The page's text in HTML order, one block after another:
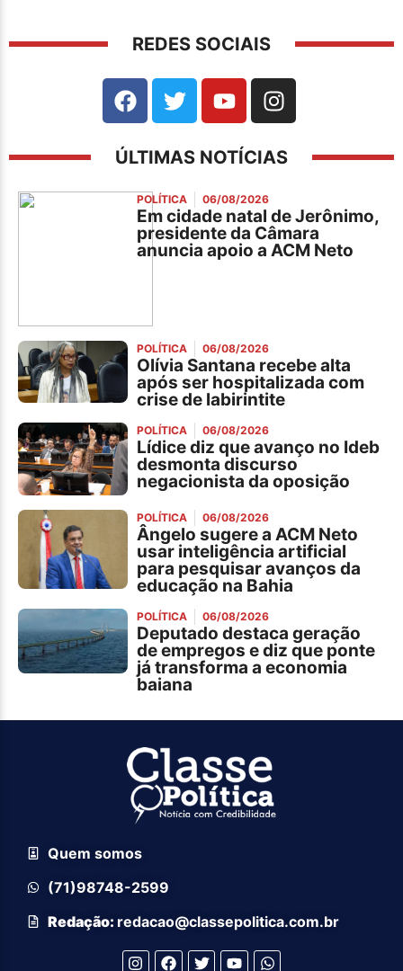
REDES SOCIAIS
ÚLTIMAS NOTÍCIAS
POLÍTICA 06/08/2026
Em cidade natal de Jerônimo,
presidente da Câmara
anuncia apoio a ACM Neto
POLÍTICA 06/08/2026
Olívia Santana recebe alta
após ser hospitalizada com
crise de labirintite
POLÍTICA 06/08/2026
Lídice diz que avanço no Ideb
desmonta discurso
negacionista da oposição
POLÍTICA 06/08/2026
Ângelo sugere a ACM Neto
usar inteligência artificial
para pesquisar avanços da
educação na Bahia
POLÍTICA 06/08/2026
Deputado destaca geração
de empregos e diz que ponte
já transforma a economia
baiana
Quem somos
(71)98748-2599
Redação: redacao@classepolitica.com.br